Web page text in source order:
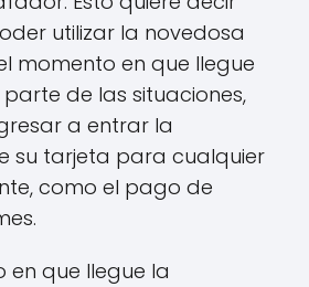
utilizar la novedosa
momento en que llegue
de las situaciones,
a entrar la
su tarjeta para cualquier
como el pago de
en que llegue la